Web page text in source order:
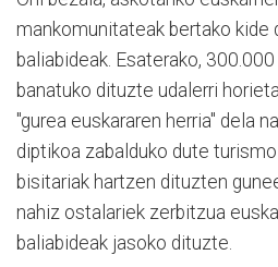
mankomunitateak bertako kide
baliabideak. Esaterako,
banatuko dituzte udalerri
"gurea euskararen herria" dela
diptikoa zabalduko dute
bisitariak hartzen dituzten
nahiz ostalariek zerbitzua
baliabideak jasoko dituzte.